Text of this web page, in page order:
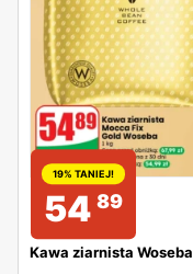
19% TANIEJ!
54 89
Kawa ziarnista Woseba